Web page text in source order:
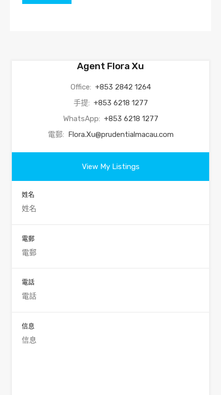
Agent Flora Xu
Office: +853 2842 1264
手提: +853 6218 1277
WhatsApp: +853 6218 1277
電郵: Flora.Xu@prudentialmacau.com
View My Listings
姓名
電郵
電話
信息